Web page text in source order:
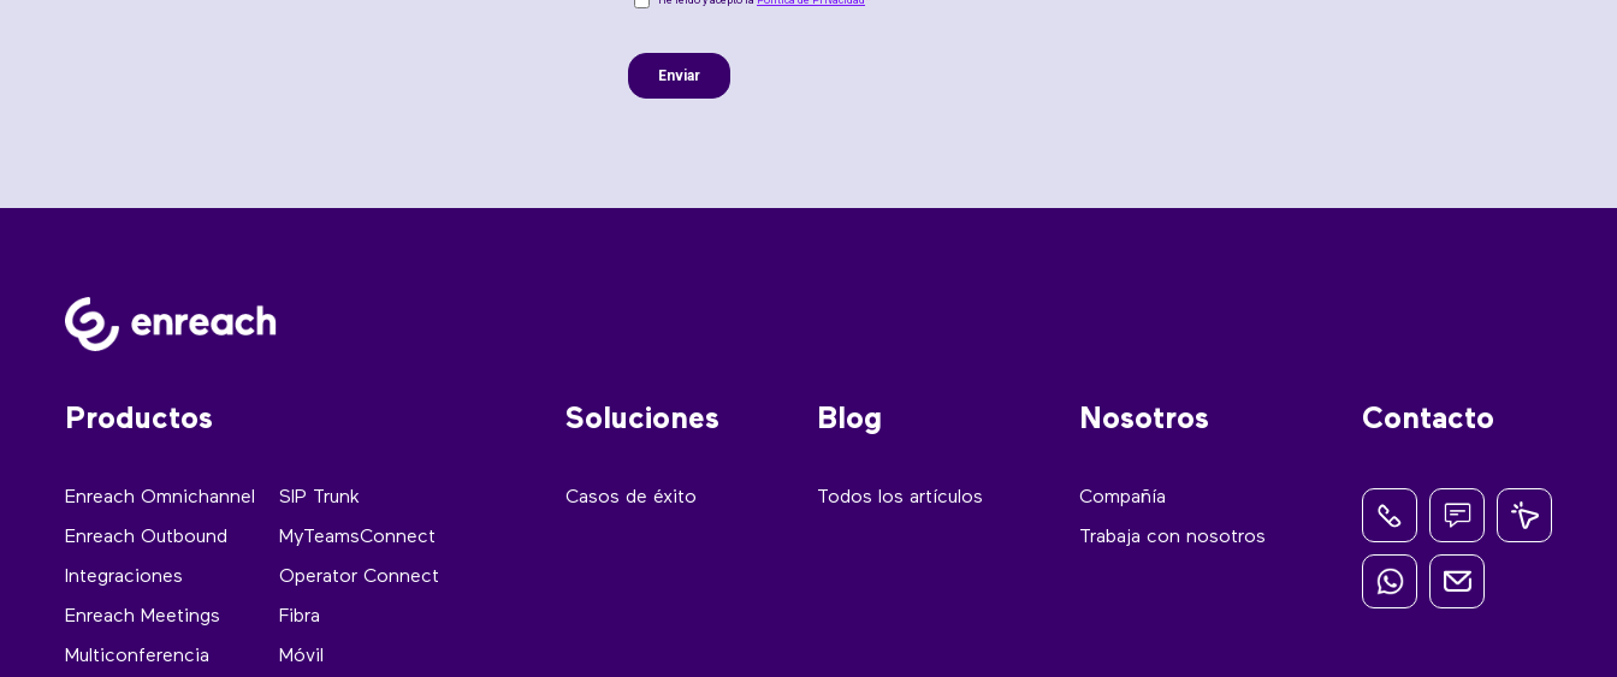
Productos
Enreach Omnichannel
Enreach Outbound
Integraciones
Enreach Meetings
Multiconferencia
SIP Trunk
MyTeamsConnect
Operator Connect
Fibra
Móvil
Soluciones
Casos de éxito
Blog
Todos los artículos
Nosotros
Compañía
Trabaja con nosotros
Contacto